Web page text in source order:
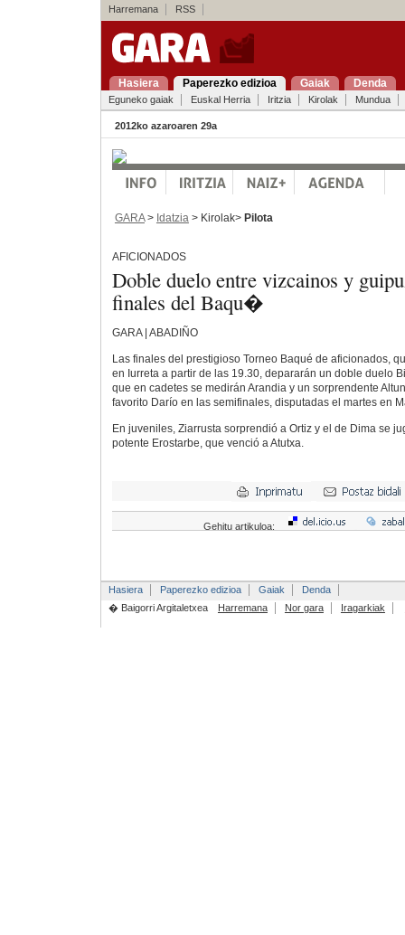
Harremana RSS
Hasiera Paperezko edizioa Gaiak Denda
Eguneko gaiak Euskal Herria Iritzia Kirolak Mundua
2012ko azaroaren 29a
GARA> Idatzia > Kirolak> Pilota
AFICIONADOS
Doble duelo entre vizcainos y
finales del Baqu�
GARA | ABADIÑO
Las finales del prestigioso Torneo Baqué de aficionados,
en Iurreta a partir de las 19.30, depararán un doble duelo
que en cadetes se medirán Arandia y un sorprendente
favorito Darío en las semifinales, disputadas el martes en
En juveniles, Ziarrusta sorprendió a Ortiz y el de Dima se
potente Erostarbe, que venció a Atutxa.
Gehitu artikuloa:
Hasiera Paperezko edizioa Gaiak
Denda
� Baigorri Argitaletxea
Harremana Nor gara Iragarkiak